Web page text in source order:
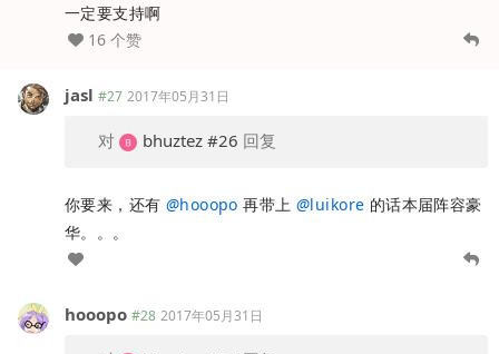
一定要支持啊
16 个赞
jasl #27 2017年05月31日
对 bhuztez #26 回复
你要来，还有 @hooopo 再带上@luikore 的话本届阵容豪
华。。。
hooopo #28 2017年05月31日